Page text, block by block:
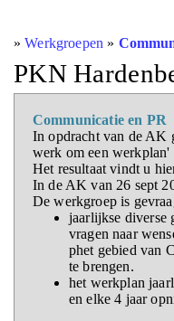
»Werkgroepen »
PKN
Communicatie en PR
In opdracht van de AK
werk om een werkplan'
Het resultaat vindt u
In de AK van 26 sept
De werkgroep is
jaarlijkse diverse
vragen naar
phet gebied van
te brengen.
het werkplan
en elke 4 jaar